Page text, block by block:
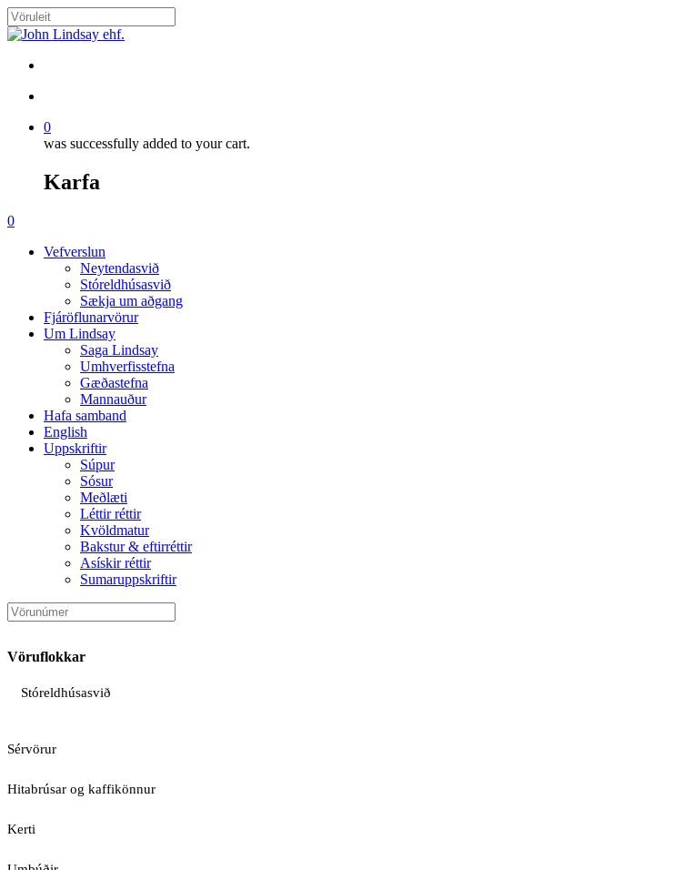
Skip
to
content
Close
0
was successfully added to your cart.
Karfa
Menu
search
account
0
Vefverslun
Neytendasvið
Stóreldhúsasvið
Sækja um aðgang
Fjáröflunarvörur
Um Lindsay
Saga Lindsay
Umhverfisstefna
Gæðastefna
Mannauður
Hafa samband
English
Uppskriftir
Súpur
Sósur
Meðlæti
Léttir réttir
Kvöldmatur
Bakstur & eftirréttir
Asískir réttir
Sumaruppskriftir
Vöruflokkar
Stóreldhúsasvið
Sérvörur
Hitabrúsar og kaffikönnur
Kerti